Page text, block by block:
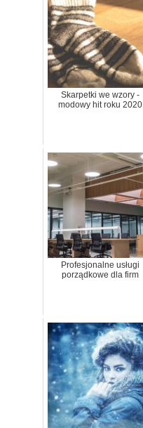
Skarpetki we wzory -
modowy hit roku 2020
Profesjonalne usługi
porządkowe dla firm